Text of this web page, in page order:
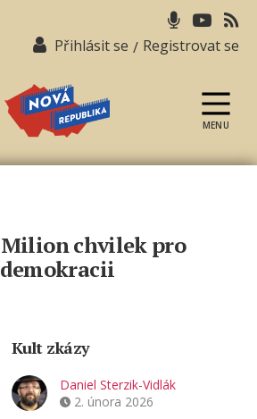
Přihlásit se / Registrovat se
republika
MENU
Milion chvilek pro
demokracii
Kult zkázy
Daniel Sterzik-Vidlák
2. února 2026